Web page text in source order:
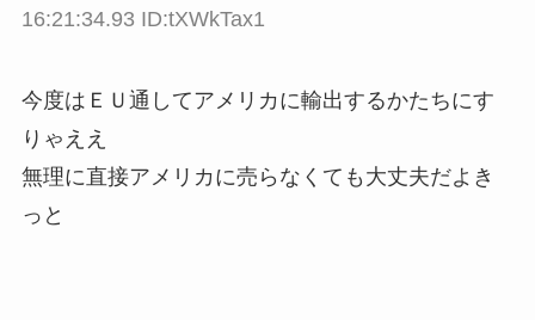
16:21:34.93 ID:tXWkTax1
今度はＥＵ通してアメリカに輸出するかたちにす
りゃええ
無理に直接アメリカに売らなくても大丈夫だよき
っと